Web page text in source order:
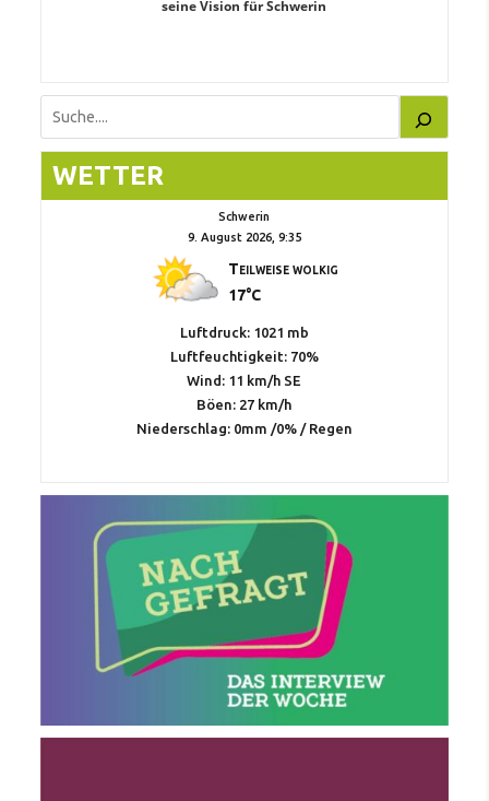
seine Vision für Schwerin
Suchen
WETTER
Schwerin
9. August 2026, 9:35
Teilweise wolkig
17°C
Luftdruck: 1021 mb
Luftfeuchtigkeit: 70%
Wind: 11 km/h SE
Böen: 27 km/h
Niederschlag: 0mm /0%/ Regen